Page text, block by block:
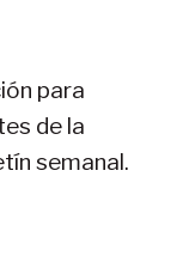
para
de la
semanal.